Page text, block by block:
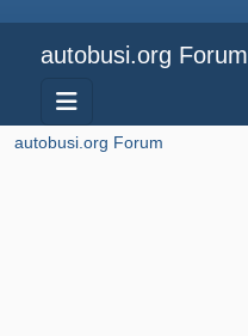
autobusi.org Forum
autobusi.org Forum